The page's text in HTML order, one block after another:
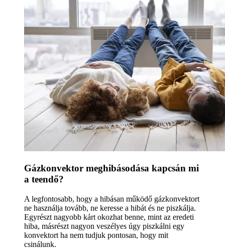
Gázkonvektor meghibásodása kapcsán mi
a teendő?
A legfontosabb, hogy a hibásan működő gázkonvektort
ne használja tovább, ne keresse a hibát és ne piszkálja.
Egyrészt nagyobb kárt okozhat benne, mint az eredeti
hiba, másrészt nagyon veszélyes úgy piszkálni egy
konvektort ha nem tudjuk pontosan, hogy mit
csinálunk.